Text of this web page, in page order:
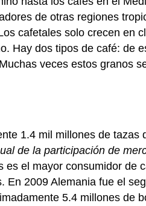
de otras regiones
cafetales solo crecen en
Hay dos tipos de café: de
veces estos granos
1.4 mil millones de
de la participación de
el mayor consumidor de
2009 Alemania fue el
5.4 millones de